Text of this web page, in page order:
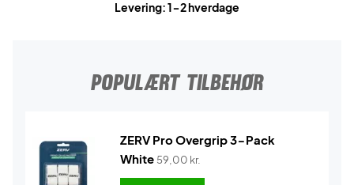
Levering: 1-2 hverdage
POPULÆRT TILBEHØR
ZERV Pro Overgrip 3-Pack
White 59,00 kr.